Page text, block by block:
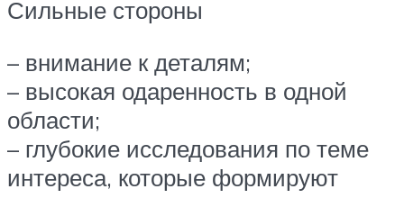
Сильные стороны
– внимание к деталям;
– высокая одаренность в одной
области;
– глубокие исследования по теме
интереса, которые формируют